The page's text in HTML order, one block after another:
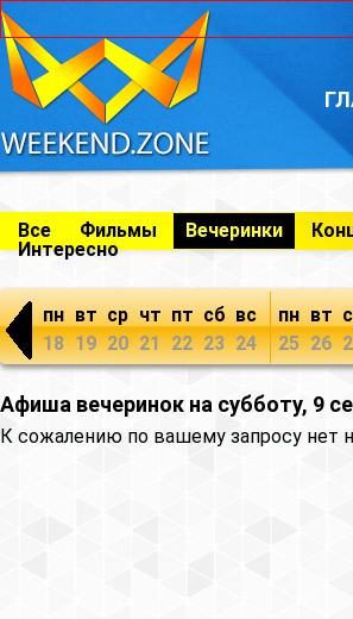
Все Фильмы Вечеринки
Интересно
пн
18
вт
19
ср
20
чт
21
пт
22
сб
23
вс
24
пн
25
вт
26
Афиша вечеринок на субботу, 9
К сожалению по вашему запросу нет